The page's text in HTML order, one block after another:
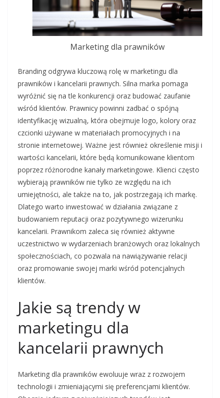
Marketing dla prawników
Branding odgrywa kluczową rolę w marketingu dla
prawników i kancelarii prawnych. Silna marka pomaga
wyróżnić się na tle konkurencji oraz budować zaufanie
wśród klientów. Prawnicy powinni zadbać o spójną
identyfikację wizualną, która obejmuje logo, kolory oraz
czcionki używane w materiałach promocyjnych i na
stronie internetowej. Ważne jest również określenie misji i
wartości kancelarii, które będą komunikowane klientom
poprzez różnorodne kanały marketingowe. Klienci często
wybierają prawników nie tylko ze względu na ich
umiejętności, ale także na to, jak postrzegają ich markę.
Dlatego warto inwestować w działania związane z
budowaniem reputacji oraz pozytywnego wizerunku
kancelarii. Prawnikom zaleca się również aktywne
uczestnictwo w wydarzeniach branżowych oraz lokalnych
społecznościach, co pozwala na nawiązywanie relacji
oraz promowanie swojej marki wśród potencjalnych
klientów.
Jakie są trendy w
marketingu dla
kancelarii prawnych
Marketing dla prawników ewoluuje wraz z rozwojem
technologii i zmieniającymi się preferencjami klientów.